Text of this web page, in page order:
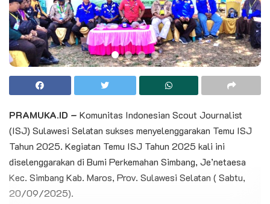
PRAMUKA.ID – Komunitas Indonesian Scout Journalist
(ISJ) Sulawesi Selatan sukses menyelenggarakan Temu ISJ
Tahun 2025. Kegiatan Temu ISJ Tahun 2025 kali ini
diselenggarakan di Bumi Perkemahan Simbang, Je’netaesa
Kec. Simbang Kab. Maros, Prov. Sulawesi Selatan ( Sabtu,
20/09/2025).